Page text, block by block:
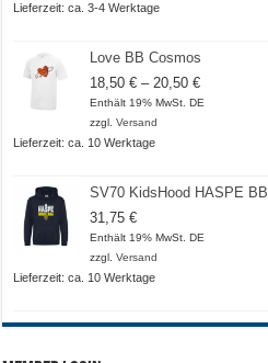
Lieferzeit: ca. 3-4 Werktage
Love BB Cosmos
18,50€ –20,50€
18,50 €
Enthält 19% MwSt. DE
zzgl.Versand
Lieferzeit: ca. 10 Werktage
SV70 KidsHood HASPE BB
31,75€
Enthält 19% MwSt. DE
zzgl.Versand
Lieferzeit: ca. 10 Werktage